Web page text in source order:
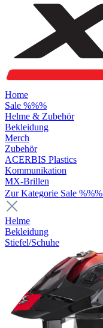
Home
Sale %%%
Helme & Zubehör
Bekleidung
Merch
Zubehör
ACERBIS Plastics
Kommunikation
MX-Brillen
Zur Kategorie Sale %%%
Helme
Bekleidung
Stiefel/Schuhe